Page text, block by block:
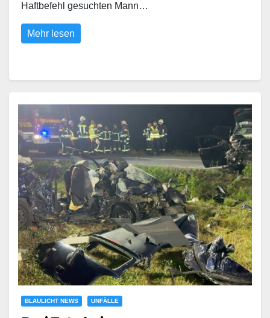
Haftbefehl gesuchten Mann…
Mehr lesen
BLAULICHT NEWS UNFÄLLE